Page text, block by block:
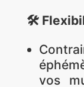
🛠️
vos